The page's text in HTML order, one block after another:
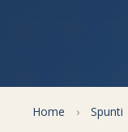
Home › Spunti